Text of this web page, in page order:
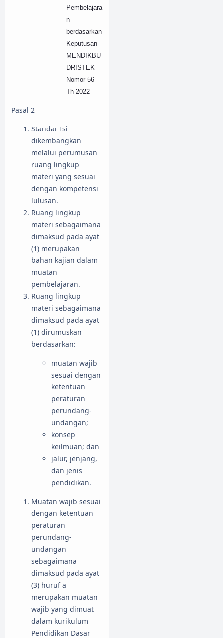
Pembelajara
n
berdasarkan
Keputusan
MENDIKBU
DRISTEK
Nomor 56
Th 2022
Pasal 2
Standar Isi
dikembangkan
melalui perumusan
ruang lingkup
materi yang sesuai
dengan kompetensi
lulusan.
Ruang lingkup
materi sebagaimana
dimaksud pada ayat
(1) merupakan
bahan kajian dalam
muatan
pembelajaran.
Ruang lingkup
materi sebagaimana
dimaksud pada ayat
(1) dirumuskan
berdasarkan:
muatan wajib
sesuai dengan
ketentuan
peraturan
perundang-
undangan;
konsep
keilmuan; dan
jalur, jenjang,
dan jenis
pendidikan.
Muatan wajib sesuai
dengan ketentuan
peraturan
perundang-
undangan
sebagaimana
dimaksud pada ayat
(3) huruf a
merupakan muatan
wajib yang dimuat
dalam kurikulum
Pendidikan Dasar